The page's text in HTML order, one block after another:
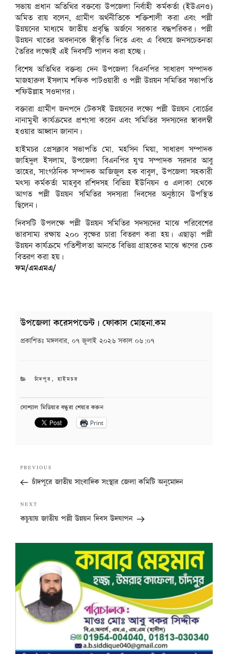
সভায় প্রধান অতিথির বক্তব্যে উপজেলা নির্বাহী কর্মকর্তা (ইউএনও)
অমিত রায় বলেন, গ্রামীণ অর্থনীতিকে শক্তিশালী করা এবং পল্লী
উন্নয়নের মাধ্যমে জাতীয় প্রবৃদ্ধি অর্জনে সরকার বদ্ধপরিকর। পল্লী
উন্নয়ন খাতের অবদানকে স্বীকৃতি দিতে এবং এ বিষয়ে জনসচেতনতা
তৈরির লক্ষ্যেই এই দিবসটি পালন করা হচ্ছে।
বিশেষ অতিথির বক্তব্য দেন উপজেলা বিএনপির সাধারণ সম্পাদক
মাজহারুল ইসলাম শফিক পাটওয়ারী ও পল্লী উন্নয়ন সমিতির সভাপতি
শফিউল্লাহ সওদাগর।
বক্তারা গ্রামীণ জনপদে টেকসই উন্নয়নের লক্ষ্যে পল্লী উন্নয়ন বোর্ডের
নানামুখী কার্যক্রমের প্রশংসা করেন এবং সমিতির সদস্যদের স্বাবলম্বী
হওয়ার আহ্বান জানান।
হাইমচর প্রেসক্লাব সভাপতি মো. মহসিন মিয়া, সাধারণ সম্পাদক
জাহিদুল ইসলাম, উপজেলা বিএনপির যুগ্ম সম্পাদক সরদার আবু
তাহের, সাংগঠনিক সম্পাদক আজিজুল হক বাবুল, উপজেলা সহকারী
মৎস্য কর্মকর্তা মাহবুব রশিদসহ বিভিন্ন ইউনিয়ন ও এলাকা থেকে
আগত পল্লী উন্নয়ন সমিতির সদস্যরা দিবসের অনুষ্ঠানে উপস্থিত
ছিলেন।
দিবসটি উপলক্ষে পল্লী উন্নয়ন সমিতির সদস্যদের মাঝে পরিবেশের
ভারসাম্য রক্ষায় ২০০ বৃক্ষের চারা বিতরণ করা হয়। এছাড়া পল্লী
উন্নয়ন কার্যক্রমে গতিশীলতা আনতে বিভিন্ন গ্রাহকের মাঝে ঋণের চেক
বিতরণ করা হয়।
ফম/এমএমএ/
উপজেলা করেসপন্ডেন্ট | ফোকাস মোহনা.কম
প্রকাশিতঃমঙ্গলবার, ০৭ জুলাই ২০২৬ সকাল ০৬:০৭
CATEGORIES
চাঁদপুর ,হাইমচর
সোশ্যাল মিডিয়ার বন্ধুরা শেয়ার করুন
Print
navigation
Previous
Post
PREVIOUS
চাঁদপুরে জাতীয় সাংবাদিক সংস্থার জেলা কমিটি অনুমোদন
Next
Post
NEXT
কচুয়ায় জাতীয় পল্লী উন্নয়ন দিবস উদযাপন